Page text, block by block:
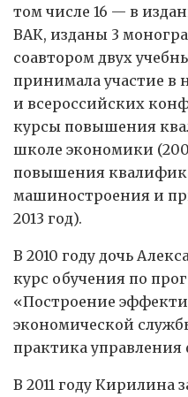
том числе 16 — в
ВАК, изданы 3
соавтором двух
принимала участие в
и всероссийских
курсы повышения
школе экономики
повышения
машиностроения и
2013 год).
В 2010 году дочь
курс обучения по
«Построение
экономической
практика
В 2011 году Кирилина